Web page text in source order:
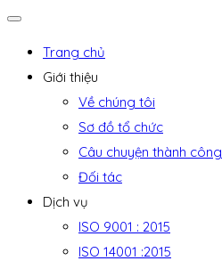
Trang chủ
Giới thiệu
Về chúng tôi
Sơ đồ tổ chức
Câu chuyện thành công
Đối tác
Dịch vụ
ISO 9001 : 2015
ISO 14001 :2015